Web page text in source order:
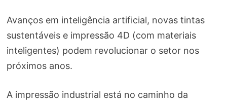
Avanços em inteligência artificial, novas tintas
sustentáveis e impressão 4D (com materiais
inteligentes) podem revolucionar o setor nos
próximos anos.
A impressão industrial está no caminho da